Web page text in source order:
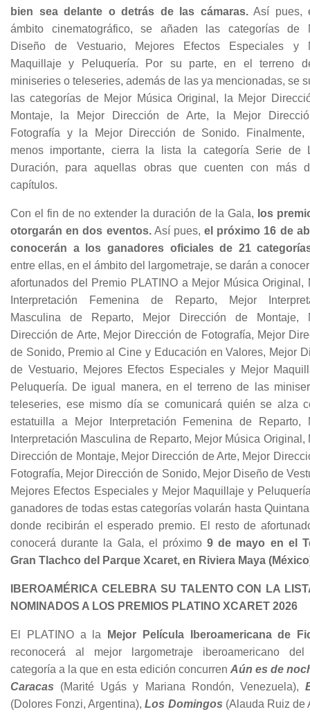
bien sea delante o detrás de las cámaras.Así pues,
ámbito cinematográfico, se añaden las categorías de
Diseño de Vestuario, Mejores Efectos Especiales y
Maquillaje y Peluquería. Por su parte, en el terreno
miniseries o teleseries, además de las ya mencionadas, se
las categorías de Mejor Música Original, la Mejor
Montaje, la Mejor Dirección de Arte, la Mejor
Fotografía y la Mejor Dirección de Sonido.
menos importante, cierra la lista la categoría Serie de
Duración, para aquellas obras que cuenten con más
capítulos.
Con el fin de no extender la duración de la Gala, los
otorgarán en dos eventos.Así pues,el próximo 16 de
conocerán a los ganadores oficiales de 21
entre ellas, en el ámbito del largometraje, se darán a
afortunados del Premio PLATINO a Mejor Música Original,
Interpretación Femenina de Reparto, Mejor
Masculina de Reparto, Mejor Dirección de Montaje,
Dirección de Arte, Mejor Dirección de Fotografía, Mejor
de Sonido, Premio al Cine y Educación en Valores, Mejor
de Vestuario, Mejores Efectos Especiales y Mejor
Peluquería. De igual manera, en el terreno de las
teleseries, ese mismo día se comunicará quién se alza
estatuilla a Mejor Interpretación Femenina de Reparto,
Interpretación Masculina de Reparto, Mejor Música Original,
Dirección de Montaje, Mejor Dirección de Arte, Mejor
Fotografía, Mejor Dirección de Sonido, Mejor Diseño de
Mejores Efectos Especiales y Mejor Maquillaje y
ganadores de todas estas categorías volarán hasta
donde recibirán el esperado premio. El resto de
conocerá durante la Gala, el próximo9 de mayo en el
Gran Tlachco del Parque Xcaret, en Riviera Maya
IBEROAMÉRICA CELEBRA SU TALENTO CON LA
NOMINADOS A LOS PREMIOS PLATINO XCARET 2026
El PLATINO a la
Mejor Película Iberoamericana de
reconocerá al mejor largometraje iberoamericano del
categoría a la que en esta edición concurren Aún es de
Caracas (Marité Ugás y Mariana Rondón, Venezuela),
(Dolores Fonzi, Argentina),Los Domingos (Alauda Ruiz de